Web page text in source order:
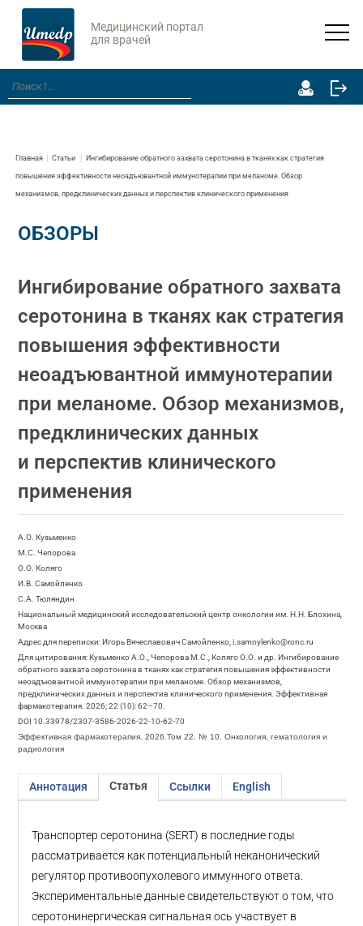
Медицинский портал
для врачей
Главная Статьи Ингибирование обратного захвата серотонина в тканях как стратегия
повышения эффективности неоадъювантной иммунотерапии при меланоме. Обзор
механизмов, предклинических данных и перспектив клинического применения
ОБЗОРЫ
Ингибирование обратного захвата
серотонина в тканях как стратегия
повышения эффективности
неоадъювантной иммунотерапии
при меланоме. Обзор механизмов,
предклинических данных
и перспектив клинического
применения
А.О. Кузьменко
М.С. Чепорова
О.О. Коляго
И.В. Самойленко
С.А. Тюляндин
Национальный медицинский исследовательский центр онкологии им. Н.Н. Блохина,
Москва
Адрес для переписки: Игорь Вячеславович Самойленко, i.samoylenko@ronc.ru
Для цитирования: Кузьменко А.О., Чепорова М.С., Коляго О.О. и др. Ингибирование
обратного захвата серотонина в тканях как стратегия повышения эффективности
неоадъювантной иммунотерапии при меланоме. Обзор механизмов,
предклинических данных и перспектив клинического применения. Эффективная
фармакотерапия. 2026; 22 (10): 62–70.
DOI 10.33978/2307-3586-2026-22-10-62-70
Эффективная фармакотерапия. 2026.Том 22. № 10. Онкология, гематология и
радиология
Аннотация Статья Ссылки English
Транспортер серотонина (SERT) в последние годы
рассматривается как потенциальный неканонический
регулятор противоопухолевого иммунного ответа.
Экспериментальные данные свидетельствуют о том, что
серотонинергическая сигнальная ось участвует в